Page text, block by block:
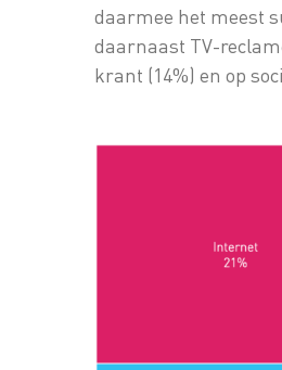
daarmee het meest
daarnaast TV-
krant (14%) en op